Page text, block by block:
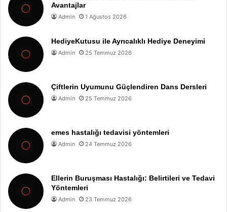
Avantajlar
Admin 1 Ağustos 2026
HediyeKutusu ile Ayrıcalıklı Hediye Deneyimi
Admin 25 Temmuz 2026
Çiftlerin Uyumunu Güçlendiren Dans Dersleri
Admin 25 Temmuz 2026
emes hastalığı tedavisi yöntemleri
Admin 24 Temmuz 2026
Ellerin Buruşması Hastalığı: Belirtileri ve Tedavi
Yöntemleri
Admin 23 Temmuz 2026